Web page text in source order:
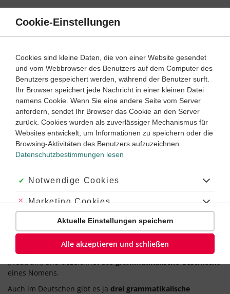
Direkt
Inhalt
Genus in Latein
Lernjahr: 1 2
Was ist ein Genus?
Das Genus in Latein - ein Überblick
Welche Genera gibt es im Lateinischen?
Warum ist das Genus wichtig?
Was ist ein Genus?
Das Genus kommt vom lateinischen Wort
(Neutrum) und bezeichnet dasgrammatikalische Geschlecht
eines Nomens.
Auch im Deutschen gibt es ja drei grammatikalische
Cookie-Einstellungen
Cookies sind kleine Daten, die von einer Website gesendet
und vom Webbrowser des Benutzers auf dem Computer des
Benutzers gespeichert werden, während der Benutzer surft.
Ihr Browser speichert jede Nachricht in einer kleinen Datei
namens Cookie. Wenn Sie eine andere Seite vom Server
anfordern, sendet Ihr Browser das Cookie an den Server
zurück. Cookies wurden als zuverlässiger Mechanismus für
Websites entwickelt, um Informationen zu speichern oder die
Browsing-Aktivitäten des Benutzers aufzuzeichnen.
Datenschutzbestimmungen lesen
Akzeptiert:
Notwendige Cookies
Abgelehnt:
Marketing Cookies
Abgelehnt:
Personalisierungs-Cookies
Aktuelle Einstellungen speichern
Alle akzeptieren und schließen